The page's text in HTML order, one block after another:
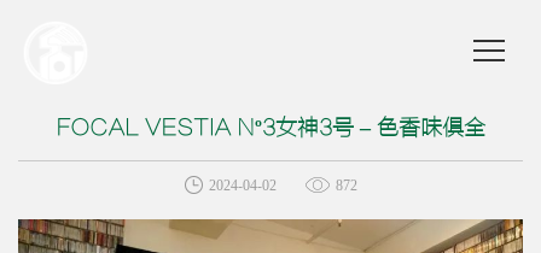
FOCAL VESTIA Nº3女神3号 – 色香味俱全
2024-04-02 872